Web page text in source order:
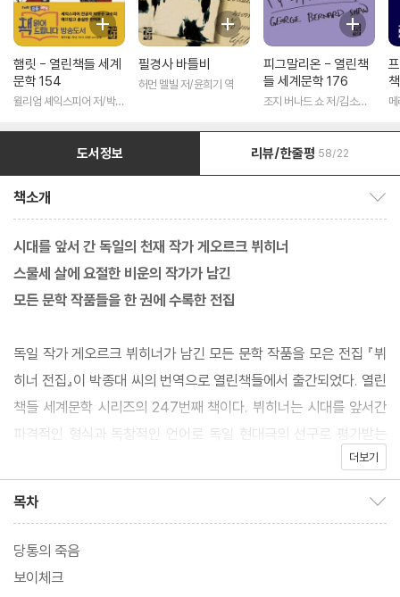
햄릿 - 열린책들 세계
문학 154
윌리엄 셰익스피어 저/박우
필경사 바틀비
허먼 멜빌 저/윤희기 역
피그말리온 - 열린책
들 세계문학 176
조지 버나드 쇼 저/김소임
도서정보 리뷰/한줄평 58/22
책소개
시대를 앞서 간 독일의 천재 작가 게오르크 뷔히너
스물세 살에 요절한 비운의 작가가 남긴
모든 문학 작품들을 한 권에 수록한 전집
독일 작가 게오르크 뷔히너가 남긴 모든 문학 작품을 모은 전집 『뷔
히너 전집』이 박종대 씨의 번역으로 열린책들에서 출간되었다. 열린
책들 세계문학 시리즈의 247번째 책이다. 뷔히너는 시대를 앞서간
파격적인 형식과 독창적인 언어로 독일 현대극의 선구로 평가받는
뛰어난 수작들을 남긴 작가다. 그러나 스물세 살의 나이에 병환으로
이른 나이에 죽음을 맞은 그가 생전에 남긴 작품은 단 네 편뿐이지
만, 독일 문학사에 강렬한 흔적을 남겼다. 프랑스 혁명을 이끈 지도
더보기
목차
당통의 죽음
보이체크